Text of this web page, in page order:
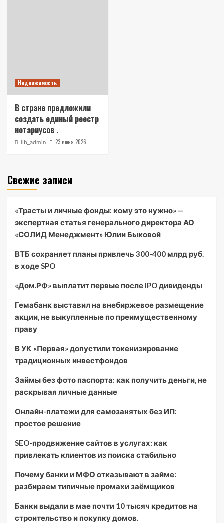
Недвижимость
В стране предложили
создать единый реестр
нотариусов .
lib_admin 23 июня 2026
Свежие записи
«Трасты и личные фонды: кому это нужно» —
экспертная статья генерального директора АО
«СОЛИД Менеджмент» Юлии Быковой
ВТБ сохраняет планы привлечь 300-400 млрд руб.
в ходе SPO
«Дом.РФ» выплатит первые после IPO дивиденды
Гемабанк выставил на внебиржевое размещение
акции, не выкупленные по преимущественному
праву
В УК «Первая» допустили токенизирование
традиционных инвестфондов
Займы без фото паспорта: как получить деньги, не
раскрывая личные данные
Онлайн-платежи для самозанятых без ИП:
простое решение
SEO-продвижение сайтов в услугах: как
привлекать клиентов из поиска стабильно
Почему банки и МФО отказывают в займе:
разбираем типичные промахи заёмщиков
Банки выдали в мае почти 10 тысяч кредитов на
строительство и покупку домов.